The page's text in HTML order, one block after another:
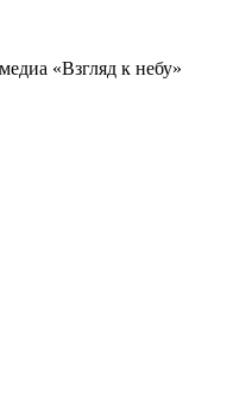
«Взгляд к небу»